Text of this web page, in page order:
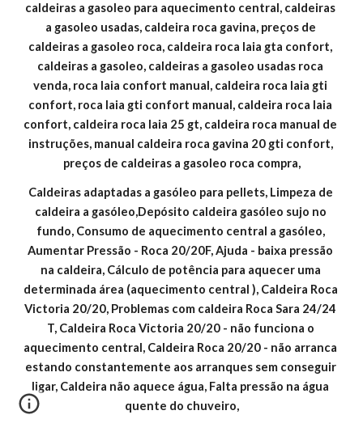
caldeiras a gasoleo para aquecimento central, caldeiras
a gasoleo usadas, caldeira roca gavina, preços de
caldeiras a gasoleo roca, caldeira roca laia gta confort,
caldeiras a gasoleo, caldeiras a gasoleo usadas roca
venda, roca laia confort manual, caldeira roca laia gti
confort, roca laia gti confort manual, caldeira roca laia
confort, caldeira roca laia 25 gt, caldeira roca manual de
instruções, manual caldeira roca gavina 20 gti confort,
preços de caldeiras a gasoleo roca compra,
Caldeiras adaptadas a gasóleo para pellets, Limpeza de
caldeira a gasóleo,Depósito caldeira gasóleo sujo no
fundo, Consumo de aquecimento central a gasóleo,
Aumentar Pressão - Roca 20/20F, Ajuda - baixa pressão
na caldeira, Cálculo de potência para aquecer uma
determinada área (aquecimento central ), Caldeira Roca
Victoria 20/20, Problemas com caldeira Roca Sara 24/24
T, Caldeira Roca Victoria 20/20 - não funciona o
aquecimento central, Caldeira Roca 20/20 - não arranca
estando constantemente aos arranques sem conseguir
ligar, Caldeira não aquece água, Falta pressão na água
quente do chuveiro,